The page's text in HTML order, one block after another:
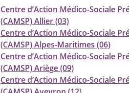
Centre d’Action Médico-Sociale
(CAMSP) Allier (03)
Centre d’Action Médico-Sociale
(CAMSP) Alpes-Maritimes (06)
Centre d’Action Médico-Sociale
(CAMSP) Ariège (09)
Centre d’Action Médico-Sociale